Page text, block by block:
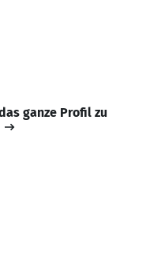
ganze Profil zu